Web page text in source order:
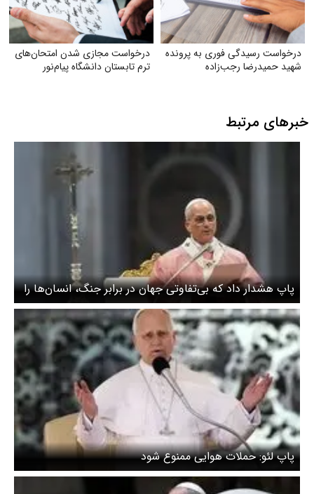
درخواست رسیدگی فوری به پرونده
شهید حمیدرضا رجب‌زاده
درخواست مجازی شدن امتحان‌های
ترم تابستان دانشگاه پیام‌نور
خبرهای مرتبط
پاپ هشدار داد که بی‌تفاوتی جهان در برابر جنگ، انسان‌ها را
در برابر شر ناتوان می‌کند
پاپ لئو: حملات هوایی ممنوع شود